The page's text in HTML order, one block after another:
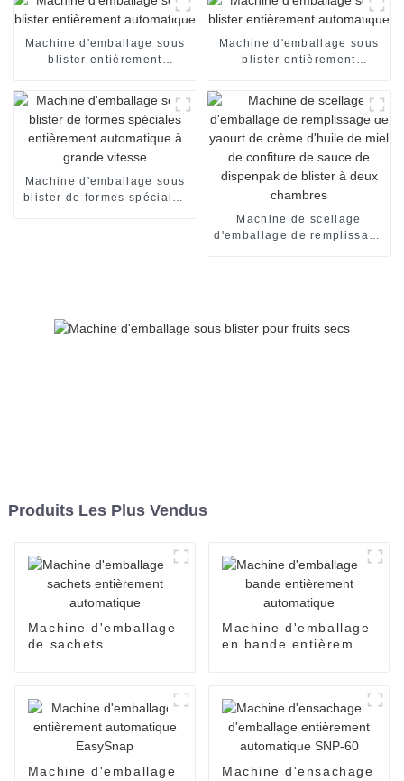
d'emballage encartonneuse
automatique machine de
mise en carton
Machine d'emballage sous
blister entièrement
Machine d'emballage sous
blister entièrement
Machine d'emballage sous
blister de formes spéciales
Machine de scellage
d'emballage de remplissage
Produits Les Plus Vendus
Machine d'emballage
de sachets
Machine d'emballage
en bande entièrement
Machine d'emballage
Machine d'ensachage